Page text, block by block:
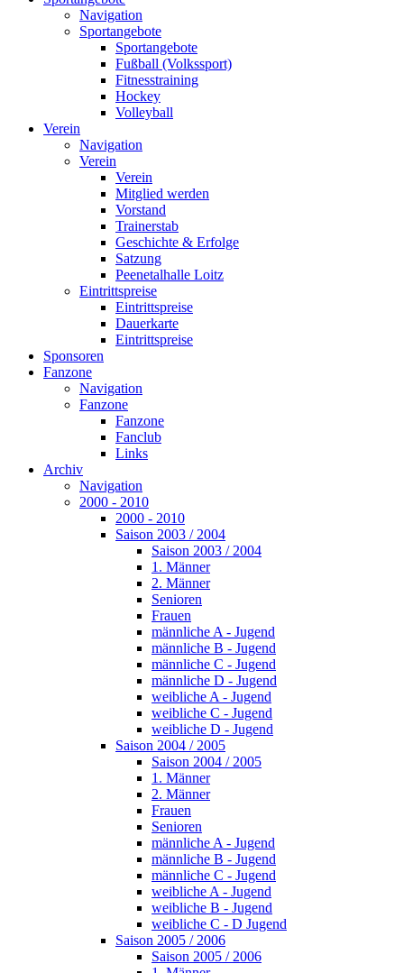
Navigation
Sportangebote
Sportangebote
Fußball (Volkssport)
Fitnesstraining
Hockey
Volleyball
Verein
Navigation
Verein
Verein
Mitglied werden
Vorstand
Trainerstab
Geschichte & Erfolge
Satzung
Peenetalhalle Loitz
Eintrittspreise
Eintrittspreise
Dauerkarte
Eintrittspreise
Sponsoren
Fanzone
Navigation
Fanzone
Fanzone
Fanclub
Links
Archiv
Navigation
2000 - 2010
2000 - 2010
Saison 2003 / 2004
Saison 2003 / 2004
1. Männer
2. Männer
Senioren
Frauen
männliche A - Jugend
männliche B - Jugend
männliche C - Jugend
männliche D - Jugend
weibliche A - Jugend
weibliche C - Jugend
weibliche D - Jugend
Saison 2004 / 2005
Saison 2004 / 2005
1. Männer
2. Männer
Frauen
Senioren
männliche A - Jugend
männliche B - Jugend
männliche C - Jugend
weibliche A - Jugend
weibliche B - Jugend
weibliche C - D Jugend
Saison 2005 / 2006
Saison 2005 / 2006